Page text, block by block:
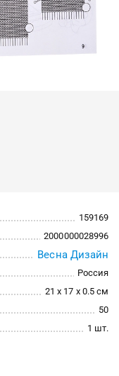
159169
2000000028996
Весна Дизайн
Россия
21 x 17 x 0.5 см
50
1 шт.